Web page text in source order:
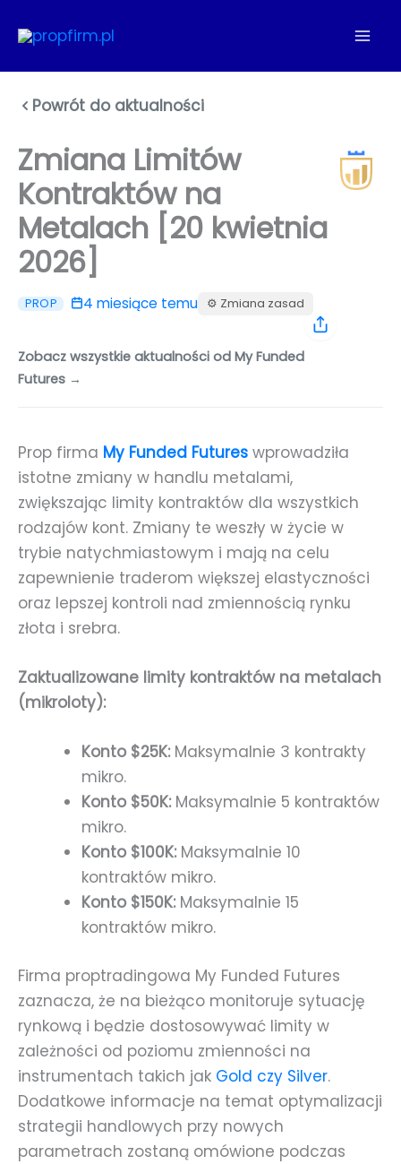
do
Powrót do aktualności
Zmiana Limitów
Kontraktów na
Metalach [20 kwietnia
2026]
PROP 4 miesiące temu ⚙️ Zmiana zasad
Zobacz wszystkie aktualności od My Funded
Futures →
Prop firma My Funded Futures wprowadziła
istotne zmiany w handlu metalami,
zwiększając limity kontraktów dla wszystkich
rodzajów kont. Zmiany te weszły w życie w
trybie natychmiastowym i mają na celu
zapewnienie traderom większej elastyczności
oraz lepszej kontroli nad zmiennością rynku
złota i srebra.
Zaktualizowane limity kontraktów na metalach
(mikroloty):
Konto $25K:Maksymalnie 3 kontrakty
mikro.
Konto $50K:Maksymalnie 5 kontraktów
mikro.
Konto $100K:Maksymalnie 10
kontraktów mikro.
Konto $150K:Maksymalnie 15
kontraktów mikro.
Firma proptradingowa My Funded Futures
zaznacza, że na bieżąco monitoruje sytuację
rynkową i będzie dostosowywać limity w
zależności od poziomu zmienności na
instrumentach takich jak Gold czy Silver.
Dodatkowe informacje na temat optymalizacji
strategii handlowych przy nowych
parametrach zostaną omówione podczas